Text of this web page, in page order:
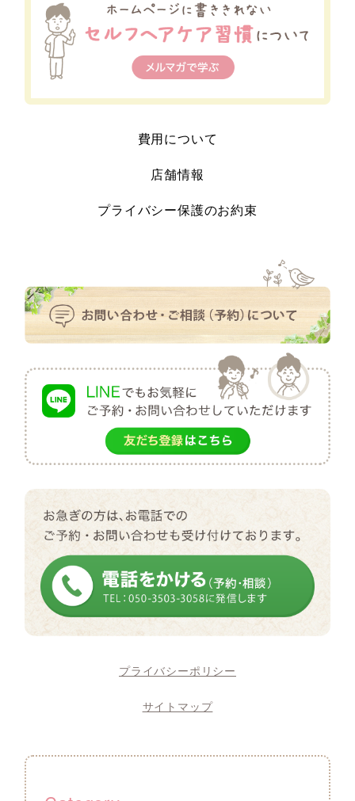
費用について
店舗情報
プライバシー保護のお約束
プライバシーポリシー
サイトマップ